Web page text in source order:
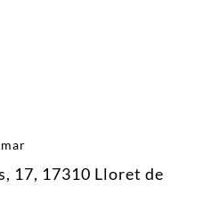
17, 17310 Lloret de